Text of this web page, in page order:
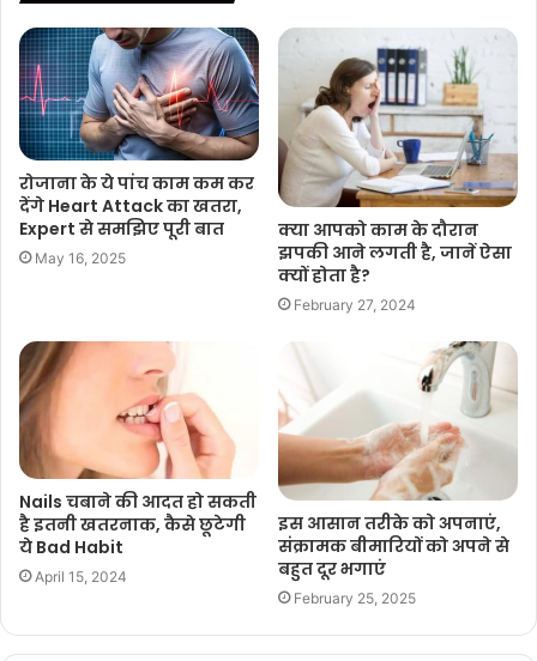
रोजाना के ये पांच काम कम कर
देंगे Heart Attack का खतरा,
Expert से समझिए पूरी बात
May 16, 2025
क्या आपको काम के दौरान
झपकी आने लगती है, जानें ऐसा
क्यों होता है?
February 27, 2024
Nails चबाने की आदत हो सकती
है इतनी खतरनाक, कैसे छूटेगी
ये Bad Habit
April 15, 2024
इस आसान तरीके को अपनाएं,
संक्रामक बीमारियों को अपने से
बहुत दूर भगाएं
February 25, 2025